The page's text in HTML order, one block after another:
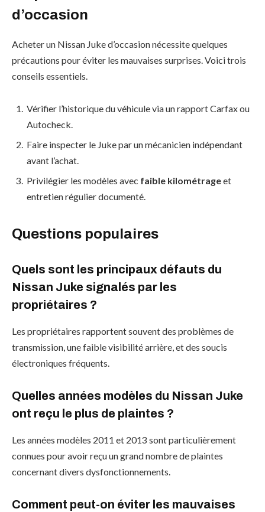
d’occasion
Acheter un Nissan Juke d’occasion nécessite quelques
précautions pour éviter les mauvaises surprises. Voici trois
conseils essentiels.
Vérifier l’historique du véhicule via un rapport Carfax ou
Autocheck.
Faire inspecter le Juke par un mécanicien indépendant
avant l’achat.
Privilégier les modèles avec faible kilométrageet
entretien régulier documenté.
Questions populaires
Quels sont les principaux défauts du
Nissan Juke signalés par les
propriétaires ?
Les propriétaires rapportent souvent des problèmes de
transmission, une faible visibilité arrière, et des soucis
électroniques fréquents.
Quelles années modèles du Nissan Juke
ont reçu le plus de plaintes ?
Les années modèles 2011 et 2013 sont particulièrement
connues pour avoir reçu un grand nombre de plaintes
concernant divers dysfonctionnements.
Comment peut-on éviter les mauvaises